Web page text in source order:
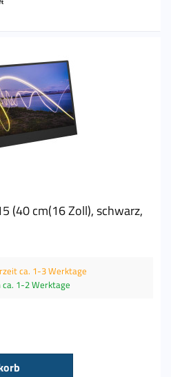
(40 cm(16 Zoll), schwarz,
ca. 1-3 Werktage
1-2 Werktage